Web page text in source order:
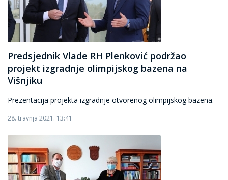
Predsjednik Vlade RH Plenković podržao
projekt izgradnje olimpijskog bazena na
Višnjiku
Prezentacija projekta izgradnje otvorenog olimpijskog bazena.
28. travnja 2021. 13:41